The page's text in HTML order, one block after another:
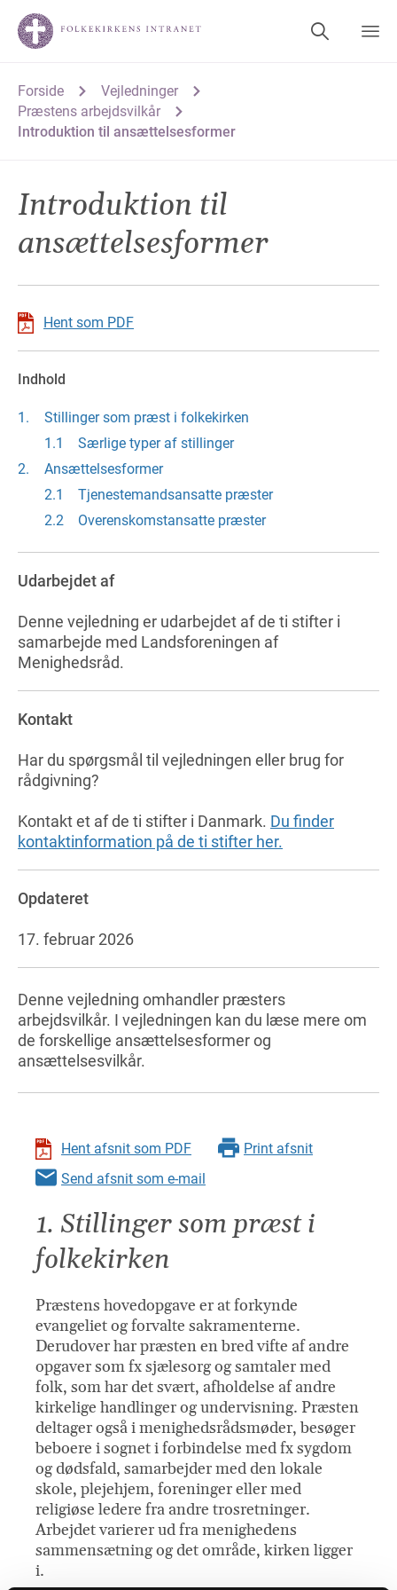
Forside
Vejledninger
Præstens arbejdsvilkår
Introduktion til ansættelsesformer
Introduktion til
ansættelsesformer
Denne vejledning omhandler præsters
arbejdsvilkår. I vejledningen kan du læse mere om
de forskellige ansættelsesformer og
ansættelsesvilkår.
Hent afsnit som PDF
Print afsnit
Send afsnit som e-mail
1. Stillinger som præst i
folkekirken
Præstens hovedopgave er at forkynde
evangeliet og forvalte sakramenterne.
Derudover har præsten en bred vifte af andre
opgaver som fx sjælesorg og samtaler med
folk, som har det svært, afholdelse af andre
kirkelige handlinger og undervisning. Præsten
deltager også i menighedsrådsmøder, besøger
beboere i sognet i forbindelse med fx sygdom
og dødsfald, samarbejder med den lokale
skole, plejehjem, foreninger eller med
religiøse ledere fra andre trosretninger.
Arbejdet varierer ud fra menighedens
sammensætning og det område, kirken ligger
i.
Hent som PDF
Indhold
Stillinger som præst i folkekirken
Særlige typer af stillinger
Ansættelsesformer
Tjenestemandsansatte præster
Overenskomstansatte præster
Udarbejdet af
Denne vejledning er udarbejdet af de ti stifter i
samarbejde med Landsforeningen af
Menighedsråd.
Kontakt
Har du spørgsmål til vejledningen eller brug for
rådgivning?
Kontakt et af de ti stifter i Danmark. Du finder
kontaktinformation på de ti stifter her.
Opdateret
17. februar 2026